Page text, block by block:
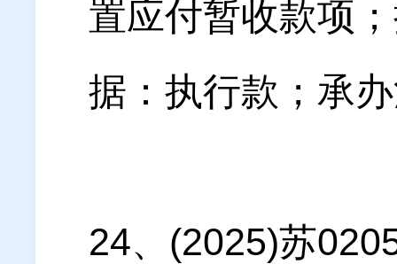
置应付暂收款项
据：执行款；承
24、(2025)苏